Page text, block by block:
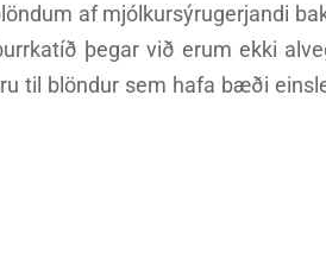
af mjólkursýrugerjandi
þegar við erum ekki
til blöndur sem hafa bæði